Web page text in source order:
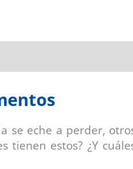
se eche a perder,
tienen estos? ¿Y